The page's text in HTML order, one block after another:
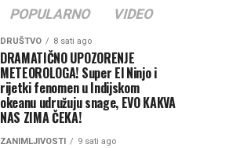
POPULARNO VIDEO
DRUŠTVO 8 sati ago
DRAMATIČNO UPOZORENJE
METEOROLOGA! Super El Ninjo i
rijetki fenomen u Indijskom
okeanu udružuju snage, EVO KAKVA
NAS ZIMA ČEKA!
ZANIMLJIVOSTI 9 sati ago